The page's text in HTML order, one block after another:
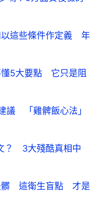
以這些條件作定義 年
懂5大要點 它只是阻
議 「雞髀飯心法」
？ 3大殘酷真相中
髒 這衛生盲點 才是